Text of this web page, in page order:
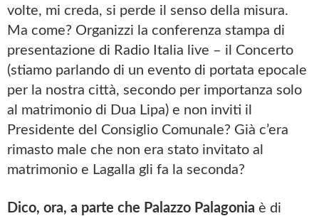
volte, mi creda, si perde il senso della misura.
Ma come? Organizzi la conferenza stampa di
presentazione di Radio Italia live – il Concerto
(stiamo parlando di un evento di portata epocale
per la nostra città, secondo per importanza solo
al matrimonio di Dua Lipa) e non inviti il
Presidente del Consiglio Comunale? Già c’era
rimasto male che non era stato invitato al
matrimonio e Lagalla gli fa la seconda?
Dico, ora, a parte che Palazzo Palagonia è di